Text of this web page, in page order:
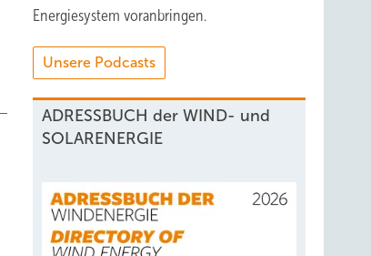
Energiesystem voranbringen.
Unsere Podcasts
ADRESSBUCH der WIND- und
SOLARENERGIE